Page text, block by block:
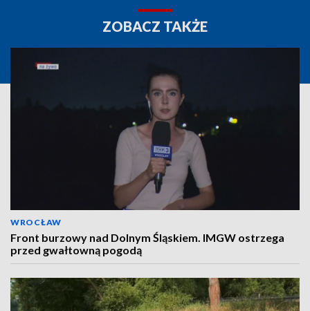
ZOBACZ TAKŻE
WROCŁAW
Front burzowy nad Dolnym Śląskiem. IMGW ostrzega
przed gwałtowną pogodą